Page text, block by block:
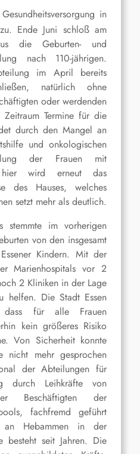
in
Ende Juni schloß am
die Geburten- und
nach 110-jährigen.
im April bereits
natürlich ohne
oder werdenden
Termine für die
durch den Mangel an
und onkologischen
der Frauen mit
hier wird erneut das
des Hauses, welches
setzt mehr als deutlich.
stemmte im vorherigen
von den insgesamt
Kindern. Mit der
Marienhospitals vor 2
2 Kliniken in der Lage
helfen. Die Stadt Essen
dass für alle Frauen
kein größeres Risiko
Von Sicherheit konnte
nicht mehr gesprochen
der Abteilungen für
durch Leihkräfte von
Beschäftigten der
fachfremd geführt
Hebammen in der
besteht seit Jahren. Die